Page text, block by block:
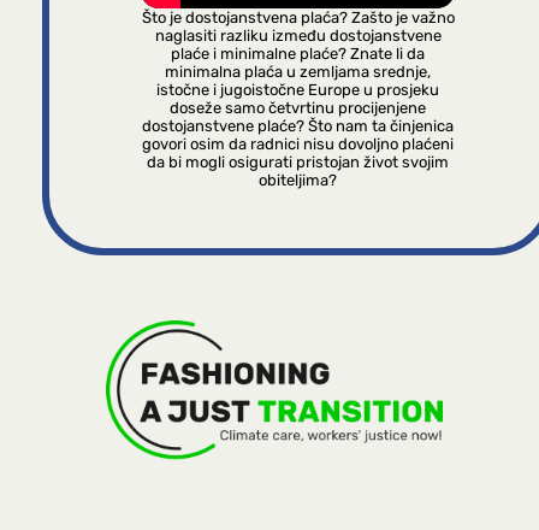
Što je dostojanstvena plaća? Zašto je važno
naglasiti razliku između dostojanstvene
plaće i minimalne plaće? Znate li da
minimalna plaća u zemljama srednje,
istočne i jugoistočne Europe u prosjeku
doseže samo četvrtinu procijenjene
dostojanstvene plaće? Što nam ta činjenica
govori osim da radnici nisu dovoljno plaćeni
da bi mogli osigurati pristojan život svojim
obiteljima?